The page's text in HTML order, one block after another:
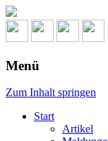
Menü
Zum Inhalt springen
Start
Artikel